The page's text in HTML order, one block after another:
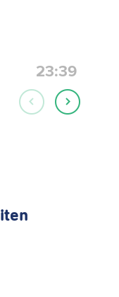
23:39